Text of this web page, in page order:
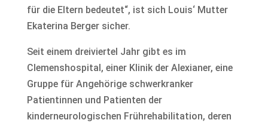
für die Eltern bedeutet“, ist sich Louis‘ Mutter
Ekaterina Berger sicher.
Seit einem dreiviertel Jahr gibt es im
Clemenshospital, einer Klinik der Alexianer, eine
Gruppe für Angehörige schwerkranker
Patientinnen und Patienten der
kinderneurologischen Frührehabilitation, deren